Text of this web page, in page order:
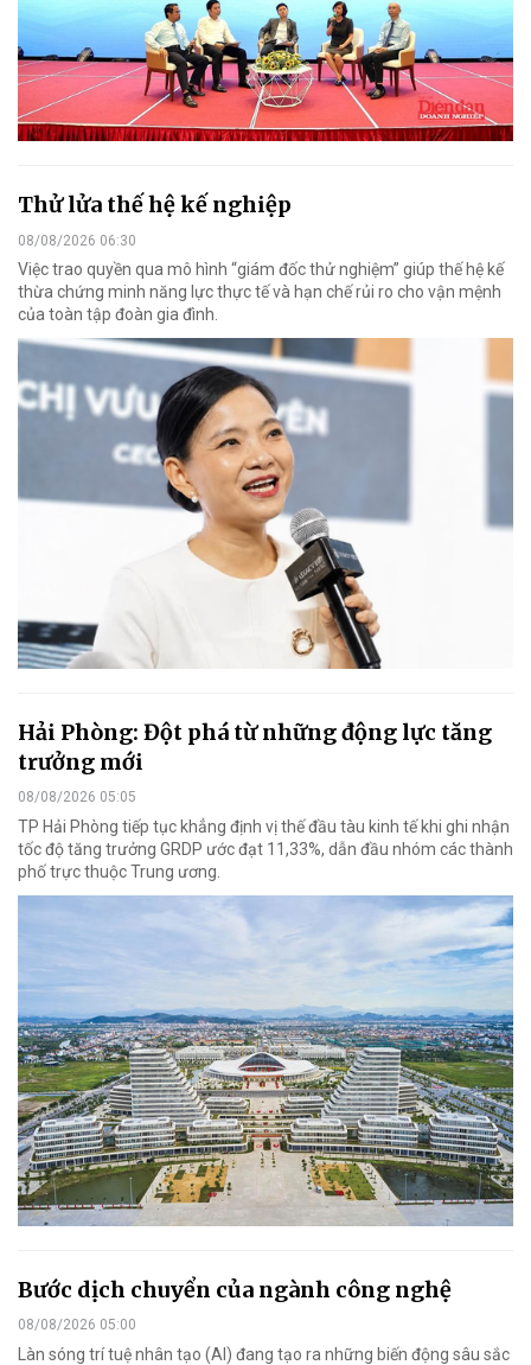
Thử lửa thế hệ kế nghiệp
08/08/2026 06:30
Việc trao quyền qua mô hình “giám đốc thử nghiệm” giúp thế hệ kế
thừa chứng minh năng lực thực tế và hạn chế rủi ro cho vận mệnh
của toàn tập đoàn gia đình.
Hải Phòng: Đột phá từ những động lực tăng
trưởng mới
08/08/2026 05:05
TP Hải Phòng tiếp tục khẳng định vị thế đầu tàu kinh tế khi ghi nhận
tốc độ tăng trưởng GRDP ước đạt 11,33%, dẫn đầu nhóm các thành
phố trực thuộc Trung ương.
Bước dịch chuyển của ngành công nghệ
08/08/2026 05:00
Làn sóng trí tuệ nhân tạo (AI) đang tạo ra những biến động sâu sắc